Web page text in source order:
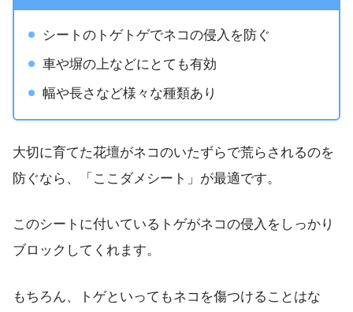
シートのトゲトゲでネコの侵入を防ぐ
車や塀の上などにとても有効
幅や長さなど様々な種類あり
大切に育てた花壇がネコのいたずらで荒らされるのを
防ぐなら、「ここダメシート」が最適です。
このシートに付いているトゲがネコの侵入をしっかり
ブロックしてくれます。
もちろん、トゲといってもネコを傷つけることはな